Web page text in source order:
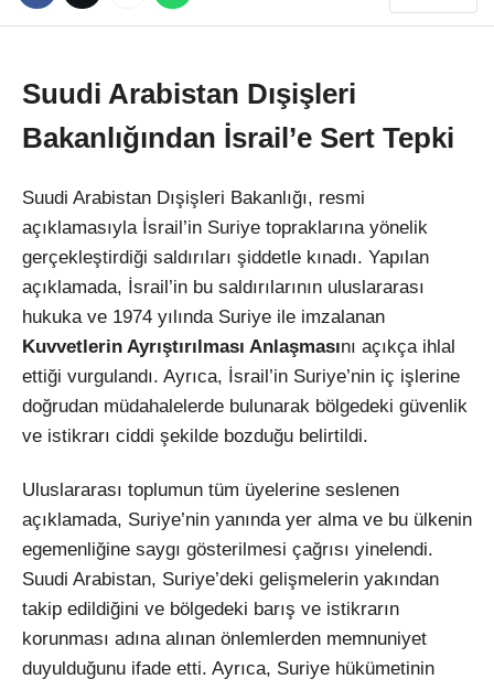
Instagram
Youtube
Suudi Arabistan Dışişleri
Bakanlığından İsrail’e Sert Tepki
Suudi Arabistan Dışişleri Bakanlığı, resmi
açıklamasıyla İsrail’in Suriye topraklarına yönelik
gerçekleştirdiği saldırıları şiddetle kınadı. Yapılan
açıklamada, İsrail’in bu saldırılarının uluslararası
hukuka ve 1974 yılında Suriye ile imzalanan
Kuvvetlerin Ayrıştırılması Anlaşmasını açıkça ihlal
ettiği vurgulandı. Ayrıca, İsrail’in Suriye’nin iç işlerine
doğrudan müdahalelerde bulunarak bölgedeki güvenlik
ve istikrarı ciddi şekilde bozduğu belirtildi.
Uluslararası toplumun tüm üyelerine seslenen
açıklamada, Suriye’nin yanında yer alma ve bu ülkenin
egemenliğine saygı gösterilmesi çağrısı yinelendi.
Suudi Arabistan, Suriye’deki gelişmelerin yakından
takip edildiğini ve bölgedeki barış ve istikrarın
korunması adına alınan önlemlerden memnuniyet
duyulduğunu ifade etti. Ayrıca, Suriye hükümetinin